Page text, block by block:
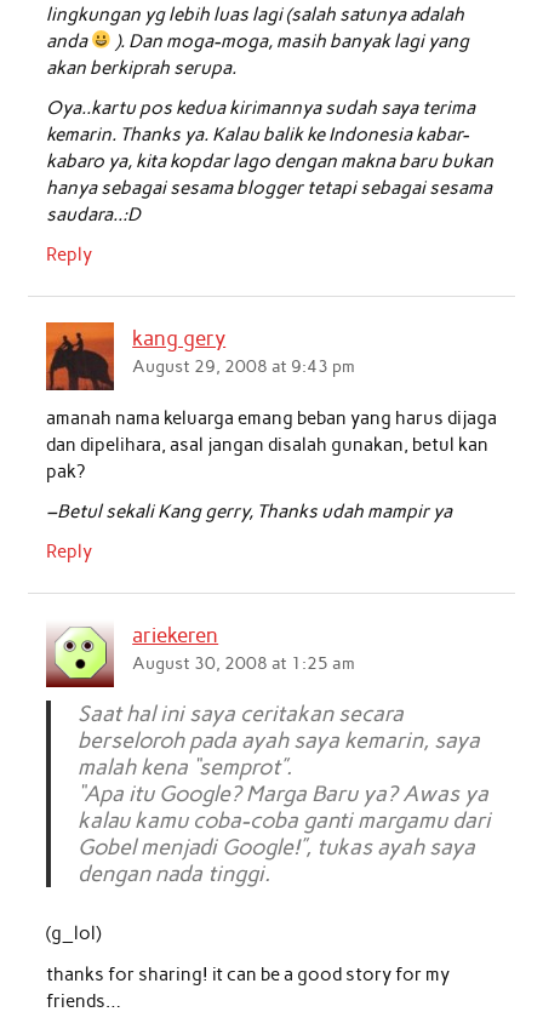
lingkungan yg lebih luas lagi (salah satunya adalah
anda
). Dan moga-moga, masih banyak lagi yang
akan berkiprah serupa.
Oya..kartu pos kedua kirimannya sudah saya terima
kemarin. Thanks ya. Kalau balik ke Indonesia kabar-
kabaro ya, kita kopdar lago dengan makna baru bukan
hanya sebagai sesama blogger tetapi sebagai sesama
saudara..:D
Reply
kang gery
August 29, 2008 at 9:43 pm
amanah nama keluarga emang beban yang harus dijaga
dan dipelihara, asal jangan disalah gunakan, betul kan
pak?
–Betul sekali Kang gerry, Thanks udah mampir ya
Reply
ariekeren
August 30, 2008 at 1:25 am
Saat hal ini saya ceritakan secara
berseloroh pada ayah saya kemarin, saya
malah kena “semprot”.
“Apa itu Google? Marga Baru ya? Awas ya
kalau kamu coba-coba ganti margamu dari
Gobel menjadi Google!”, tukas ayah saya
dengan nada tinggi.
(g_lol)
thanks for sharing! it can be a good story for my
friends…